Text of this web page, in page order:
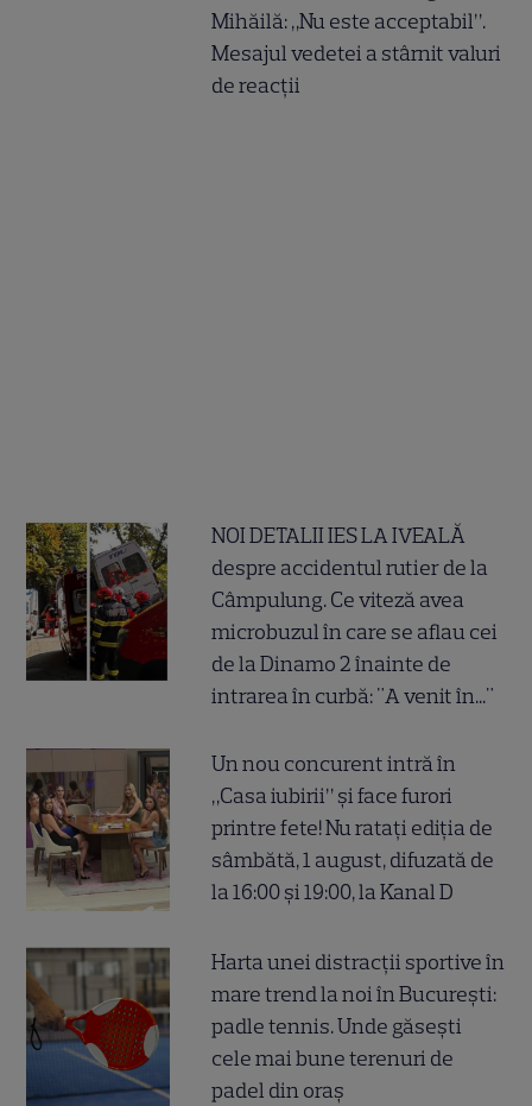
Mihăilă: „Nu este acceptabil”.
Mesajul vedetei a stârnit valuri
de reacții
NOI DETALII IES LA IVEALĂ
despre accidentul rutier de la
Câmpulung. Ce viteză avea
microbuzul în care se aflau cei
de la Dinamo 2 înainte de
intrarea în curbă: "A venit în..."
Un nou concurent intră în
„Casa iubirii” și face furori
printre fete! Nu ratați ediția de
sâmbătă, 1 august, difuzată de
la 16:00 și 19:00, la Kanal D
Harta unei distracții sportive în
mare trend la noi în București:
padle tennis. Unde găsești
cele mai bune terenuri de
padel din oraș